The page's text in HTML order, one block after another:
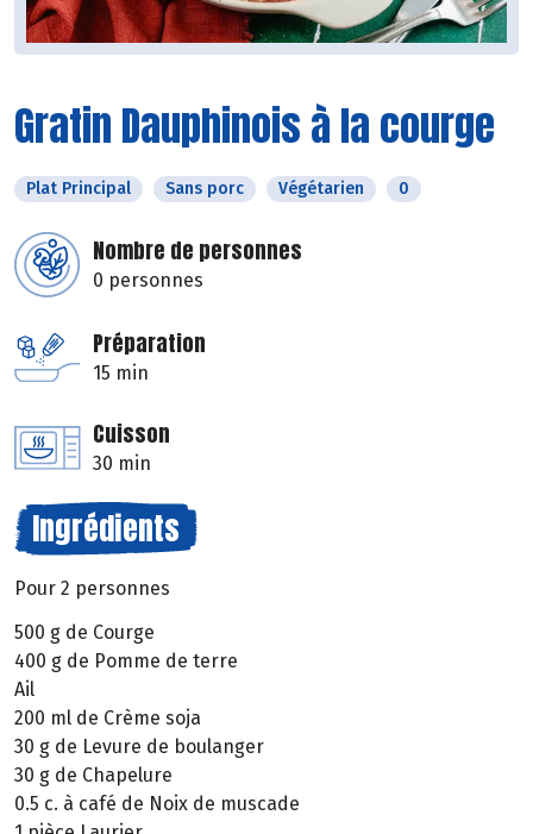
Gratin Dauphinois à la courge
Plat Principal Sans porc Végétarien 0
Nombre de personnes
0 personnes
Préparation
15 min
Cuisson
30 min
Ingrédients
Pour 2 personnes
500 g de Courge
400 g de Pomme de terre
Ail
200 ml de Crème soja
30 g de Levure de boulanger
30 g de Chapelure
0.5 c. à café de Noix de muscade